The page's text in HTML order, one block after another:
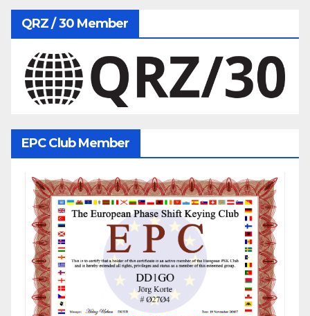
QRZ / 30 Member
EPC Club Member